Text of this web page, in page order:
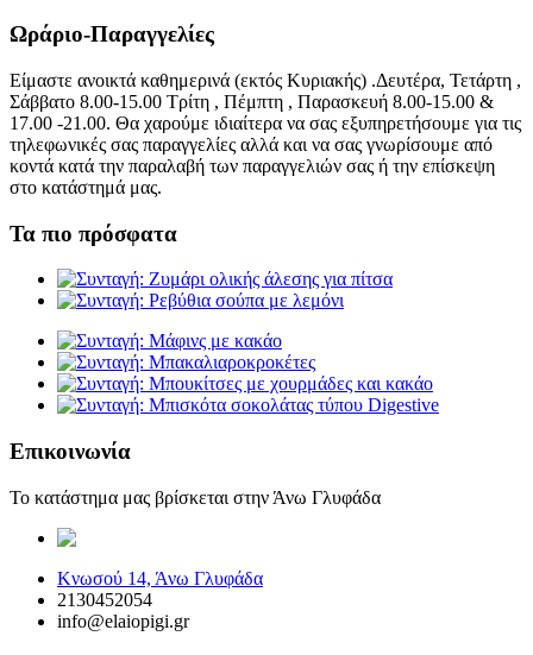
Ωράριο-Παραγγελίες
Είμαστε ανοικτά καθημερινά (εκτός Κυριακής) .Δευτέρα, Τετάρτη ,
Σάββατο 8.00-15.00 Τρίτη , Πέμπτη , Παρασκευή 8.00-15.00 &
17.00 -21.00. Θα χαρούμε ιδιαίτερα να σας εξυπηρετήσουμε για τις
τηλεφωνικές σας παραγγελίες αλλά και να σας γνωρίσουμε από
κοντά κατά την παραλαβή των παραγγελιών σας ή την επίσκεψη
στο κατάστημά μας.
Τα πιο πρόσφατα
Επικοινωνία
Το κατάστημα μας βρίσκεται στην Άνω Γλυφάδα
Κνωσού 14, Άνω Γλυφάδα
2130452054
info@elaiopigi.gr